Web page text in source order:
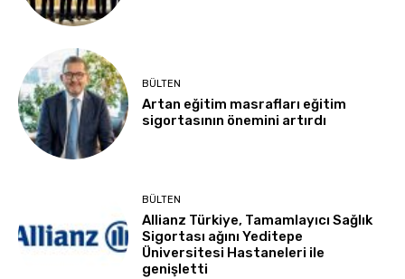
BÜLTEN
Artan eğitim masrafları eğitim
sigortasının önemini artırdı
BÜLTEN
Allianz Türkiye, Tamamlayıcı Sağlık
Sigortası ağını Yeditepe
Üniversitesi Hastaneleri ile
genişletti